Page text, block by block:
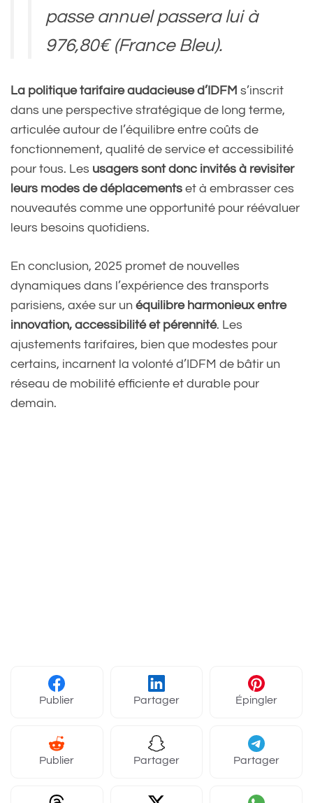
passe annuel passera lui à
976,80€ (France Bleu).
— Infos Françaises
(@InfosFrancaises)
November 28, 2024
La politique tarifaire audacieuse d’IDFM s’inscrit
dans une perspective stratégique de long terme,
articulée autour de l’équilibre entre coûts de
fonctionnement, qualité de service et accessibilité
pour tous. Les usagers sont donc invités à revisiter
leurs modes de déplacements et à embrasser ces
nouveautés comme une opportunité pour réévaluer
leurs besoins quotidiens.
En conclusion, 2025 promet de nouvelles
dynamiques dans l’expérience des transports
parisiens, axée sur un équilibre harmonieux entre
innovation, accessibilité et pérennité. Les
ajustements tarifaires, bien que modestes pour
certains, incarnent la volonté d’IDFM de bâtir un
réseau de mobilité efficiente et durable pour
demain.
Publier Partager Épingler
Publier Partager Partager